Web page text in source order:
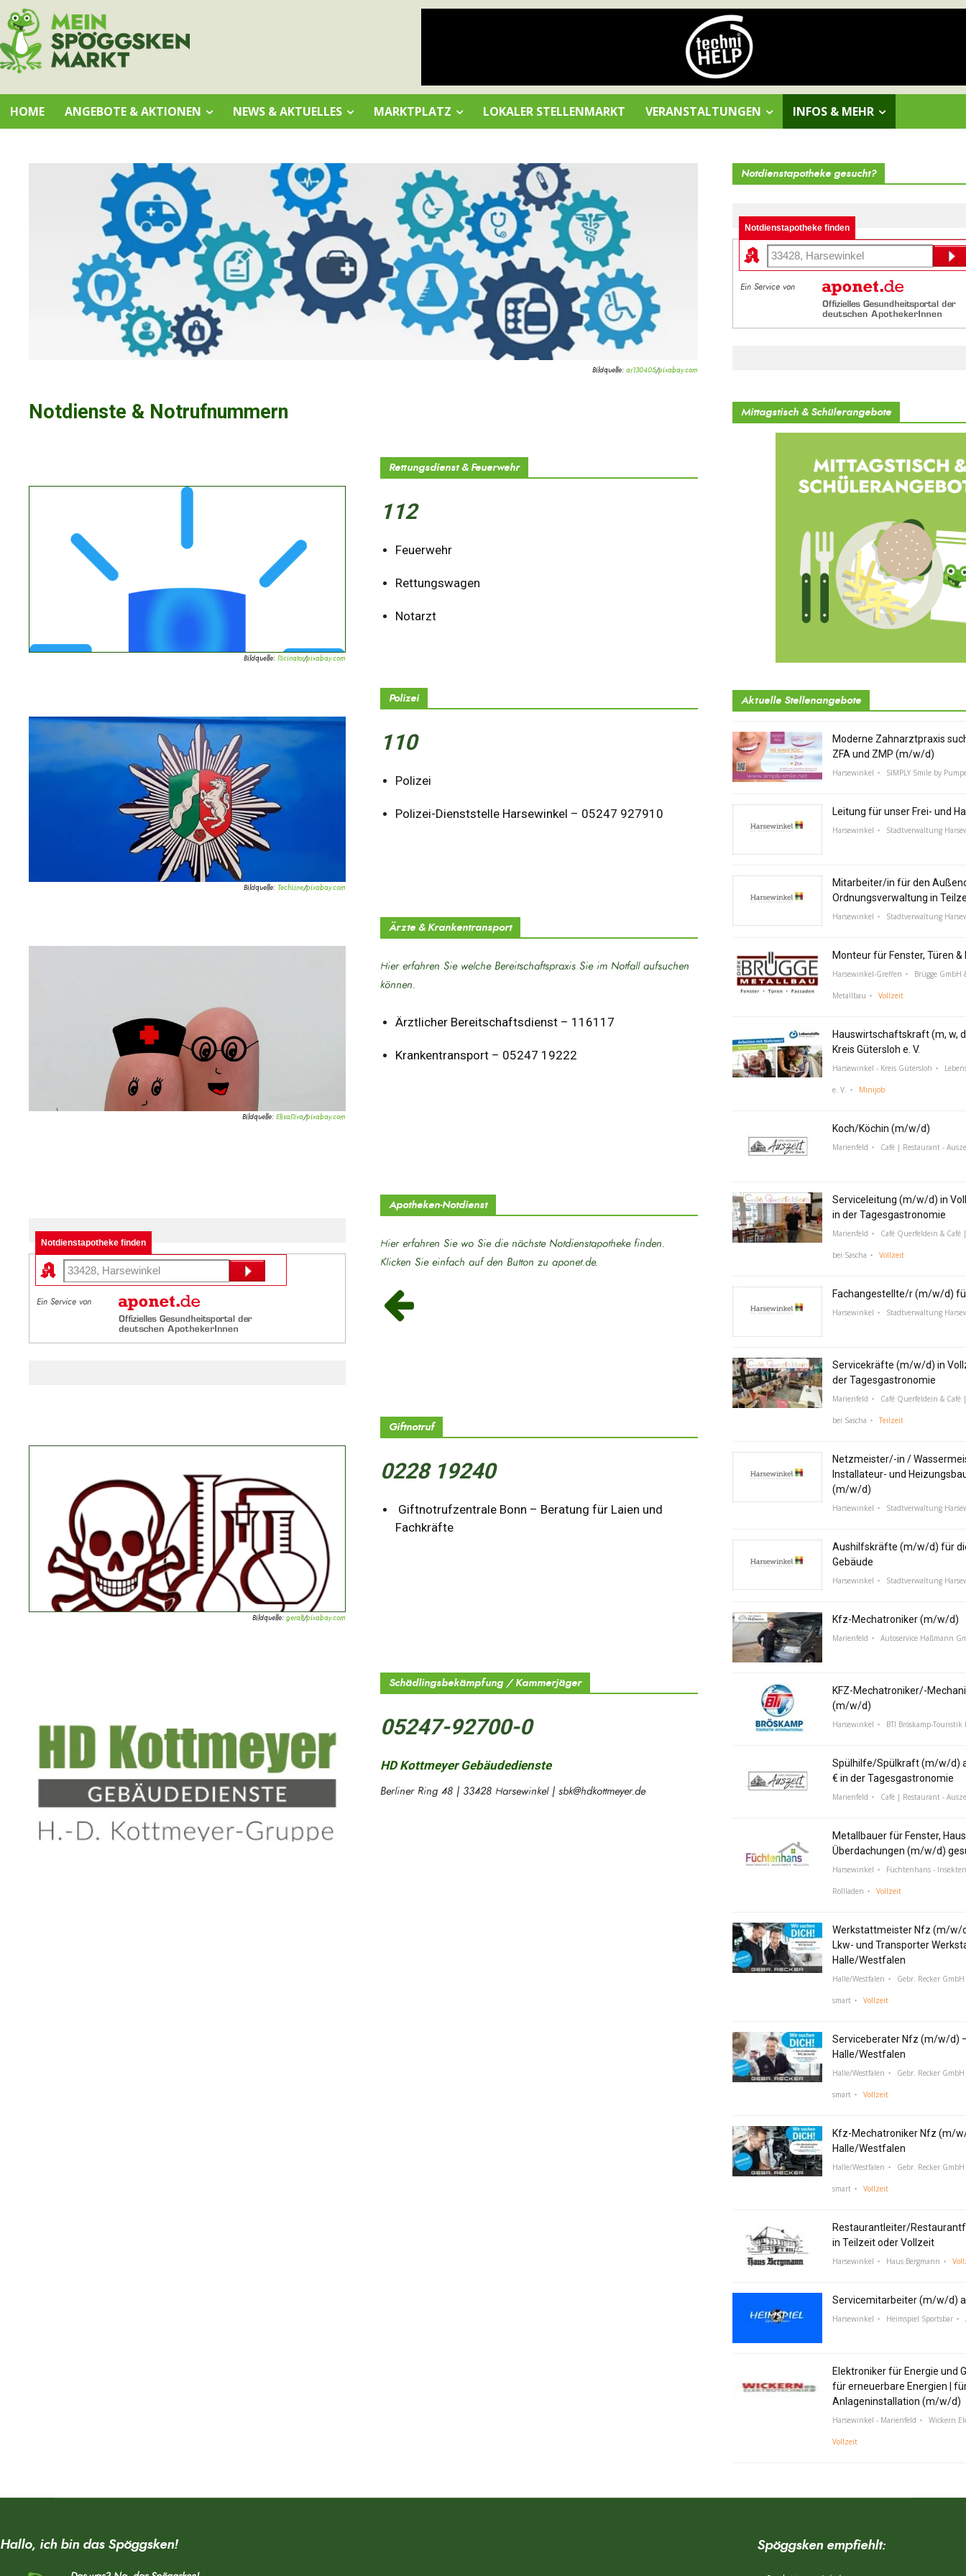
HOME ANGEBOTE & AKTIONEN NEWS & AKTUELLES MARKTPLATZ LOKALER STELLENMARKT VERANSTALTUNGEN INFOS & MEHR
Bildquelle: ar130405/pixabay.com
Notdienste & Notrufnummern
Bildquelle:Ricinator/pixabay.com
Rettungsdienst & Feuerwehr
112
Feuerwehr
Rettungswagen
Notarzt
Bildquelle: TechLine/pixabay.com
Polizei
110
Polizei
Polizei-Dienststelle Harsewinkel – 05247 927910
Bildquelle:ElisaRiva/pixabay.com
Ärzte & Krankentransport
Hier erfahren Sie welche Bereitschaftspraxis Sie im Notfall aufsuchen
können.
Ärztlicher Bereitschaftsdienst – 116117
Krankentransport – 05247 19222
Notdienstapotheke finden
Ein Service von
Apotheken-Notdienst
Hier erfahren Sie wo Sie die nächste Notdienstapotheke finden.
Klicken Sie einfach auf den Button zu aponet.de.
Bildquelle:geralt/pixabay.com
Giftnotruf
0228 19240
Giftnotrufzentrale Bonn – Beratung für Laien und
Fachkräfte
Schädlingsbekämpfung / Kammerjäger
05247-92700-0
HD Kottmeyer Gebäudedienste
Berliner Ring 48 | 33428 Harsewinkel | sbk@hdkottmeyer.de
Notdienstapotheke gesucht?
Notdienstapotheke finden
Ein Service von
Mittagstisch & Schülerangebote
Aktuelle Stellenangebote
Moderne Zahnarztpraxis
ZFA und ZMP (m/w/d)
Harsewinkel SIMPLY Smile by
Leitung für unser Frei- und
Harsewinkel Stadtverwaltung
Mitarbeiter/in für den
Ordnungsverwaltung in
Harsewinkel Stadtverwaltung
Monteur für Fenster, Türen
Harsewinkel-Greffen Brügge GmbH
Metallbau Vollzeit
Hauswirtschaftskraft (m, w,
Kreis Gütersloh e. V.
Harsewinkel - Kreis Gütersloh
e. V. Minijob
Koch/Köchin (m/w/d)
Marienfeld Café | Restaurant -
Serviceleitung (m/w/d) in
in der Tagesgastronomie
Marienfeld Café Querfeldein &
bei Sascha Vollzeit
Fachangestellte/r (m/w/d)
Harsewinkel Stadtverwaltung
Servicekräfte (m/w/d) in
der Tagesgastronomie
Marienfeld Café Querfeldein &
bei Sascha Teilzeit
Netzmeister/-in /
Installateur- und
(m/w/d)
Harsewinkel Stadtverwaltung
Aushilfskräfte (m/w/d) für
Gebäude
Harsewinkel Stadtverwaltung
Kfz-Mechatroniker (m/w/d)
Marienfeld Autoservice Haßmann
KFZ-Mechatroniker/-
(m/w/d)
Harsewinkel BTI Bröskamp-
Spülhilfe/Spülkraft (m/w/d)
€ in der Tagesgastronomie
Marienfeld Café | Restaurant -
Metallbauer für Fenster,
Überdachungen (m/w/d)
Harsewinkel Füchtenhans -
Rollladen Vollzeit
Werkstattmeister Nfz (m/w/
Lkw- und Transporter
Halle/Westfalen
Halle/Westfalen Gebr. Recker
smart Vollzeit
Serviceberater Nfz (m/w/d)
Halle/Westfalen
Halle/Westfalen Gebr. Recker
smart Vollzeit
Kfz-Mechatroniker Nfz (m/
Halle/Westfalen
Halle/Westfalen Gebr. Recker
smart Vollzeit
Restaurantleiter/
in Teilzeit oder Vollzeit
Harsewinkel Haus Bergmann
Servicemitarbeiter (m/w/d)
Harsewinkel Heimspiel Sportsbar
Elektroniker für Energie und
für erneuerbare Energien |
Anlageninstallation (m/w/d)
Harsewinkel - Marienfeld Wickern
Vollzeit
Hallo, ich bin das Spöggsken! Spöggsken empfiehlt: